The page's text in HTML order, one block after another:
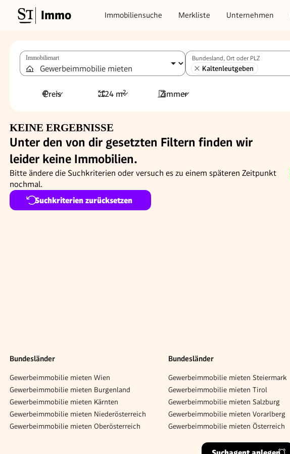
Immo Immobiliensuche Merkliste Unternehmen
Immobilienart Bundesland, Ort oder PLZ
Kaltenleutgeben
Preis 124 m² Zimmer
KEINE ERGEBNISSE
Unter den von dir gesetzten Filtern finden wir
leider keine Immobilien.
Bitte ändere die Suchkriterien oder versuch es zu einem späteren Zeitpunkt
nochmal.
Suchkriterien zurücksetzen
Bundesländer
Gewerbeimmobilie mieten Wien
Gewerbeimmobilie mieten Burgenland
Gewerbeimmobilie mieten Kärnten
Gewerbeimmobilie mieten Niederösterreich
Gewerbeimmobilie mieten Oberösterreich
Bundesländer
Gewerbeimmobilie mieten Steiermark
Gewerbeimmobilie mieten Tirol
Gewerbeimmobilie mieten Salzburg
Gewerbeimmobilie mieten Vorarlberg
Gewerbeimmobilie mieten Österreich